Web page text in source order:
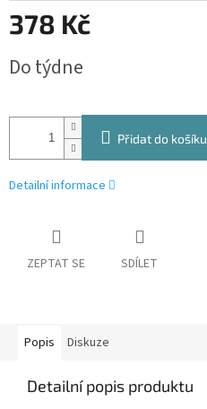
378 Kč
cena:
Do týdne
Přidat do košíku
Detailní informace
ZEPTAT SE SDÍLET
Popis Diskuze
Detailní popis produktu